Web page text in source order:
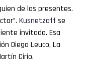
de los presentes.
Kusnetzoff se
invitado. Esa
Diego Leuco, La
Cirio.